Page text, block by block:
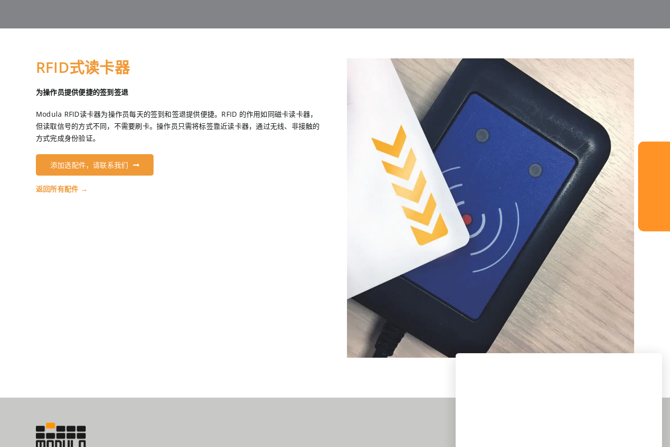
RFID式读卡器
为操作员提供便捷的签到签退
Modula RFID读卡器为操作员每天的签到和签退提供便捷。RFID 的作用如同磁卡读卡器，
但读取信号的方式不同，不需要刷卡。操作员只需将标签靠近读卡器，通过无线、非接触的
方式完成身份验证。
添加选配件，请联系我们
返回所有配件 →